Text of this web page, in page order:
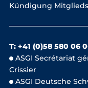
Kündigung
T: +41 (0)58 580 06
ASGI Secrétariat
Crissier
ASGI Deutsche